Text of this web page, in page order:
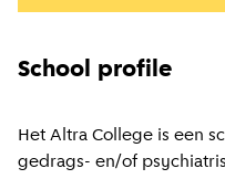
School profile
Het Altra College is een
gedrags- en/of